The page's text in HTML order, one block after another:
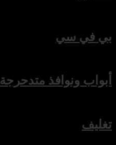
بي في سي
أبواب ونوافذ متدحرجة
تغليف